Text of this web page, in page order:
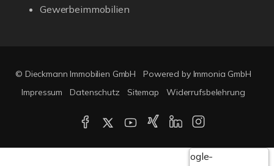
Gewerbeimmobilien
© Dieckmann Immobilien GmbH
Powered by Immonia GmbH
Impressum
Datenschutz Sitemap Widerrufsbelehrung
Google-